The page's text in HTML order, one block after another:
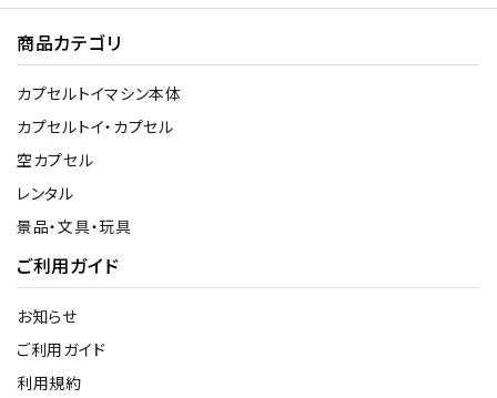
商品カテゴリ
カプセルトイマシン本体
カプセルトイ・カプセル
空カプセル
レンタル
景品・文具・玩具
ご利用ガイド
お知らせ
ご利用ガイド
利用規約